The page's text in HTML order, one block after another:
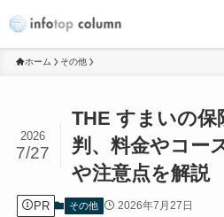
ホーム その他
THE すまいの保
判、料金やコー
や注意点を解説
2026
7/27
PR その他 2026年7月27日